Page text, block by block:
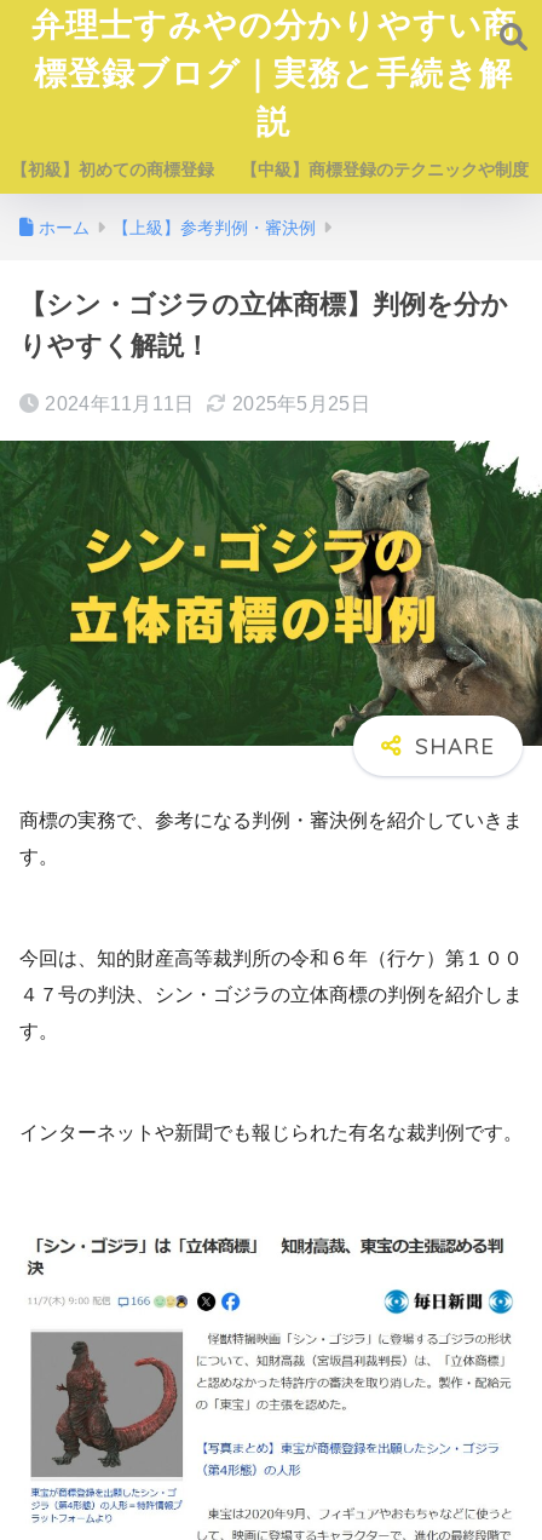
弁理士すみやの分かりやすい商
標登録ブログ｜実務と手続き解
説
【初級】初めての商標登録 【中級】商標登録のテクニックや制度
ホーム 【上級】参考判例・審決例
【シン・ゴジラの立体商標】判例を分か
りやすく解説！
2024年11月11日 2025年5月25日
商標の実務で、参考になる判例・審決例を紹介していきま
す。
今回は、知的財産高等裁判所の令和６年（行ケ）第１００
４７号の判決、シン・ゴジラの立体商標の判例を紹介しま
す。
インターネットや新聞でも報じられた有名な裁判例です。